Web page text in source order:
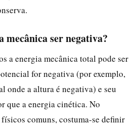
mecânica ser negativa?
a energia mecânica total pode ser
for negativa (por exemplo,
onde a altura é negativa) e seu
que a energia cinética. No
comuns, costuma-se definir